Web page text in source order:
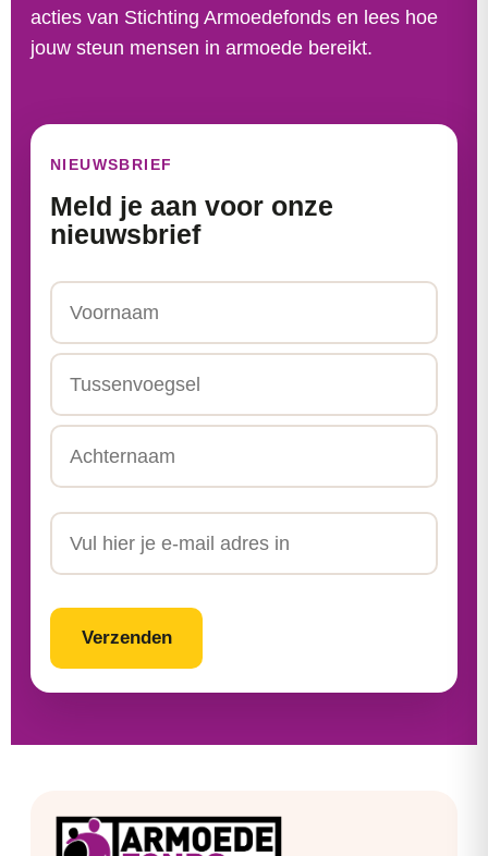
acties van Stichting Armoedefonds en lees hoe
jouw steun mensen in armoede bereikt.
NIEUWSBRIEF
Meld je aan voor onze
nieuwsbrief
Voornaam
Tussenvoegsel
Achternaam
CAPTCHA